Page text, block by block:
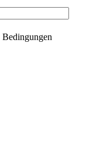
Bedingungen